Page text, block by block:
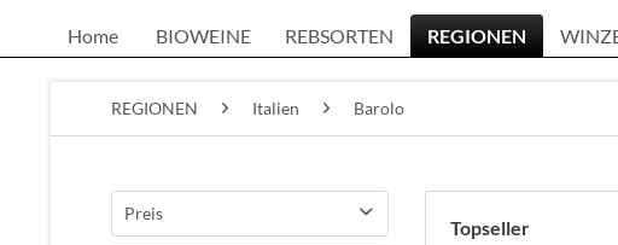
Home BIOWEINE REBSORTEN REGIONEN
REGIONEN Italien Barolo
Preis
Topseller